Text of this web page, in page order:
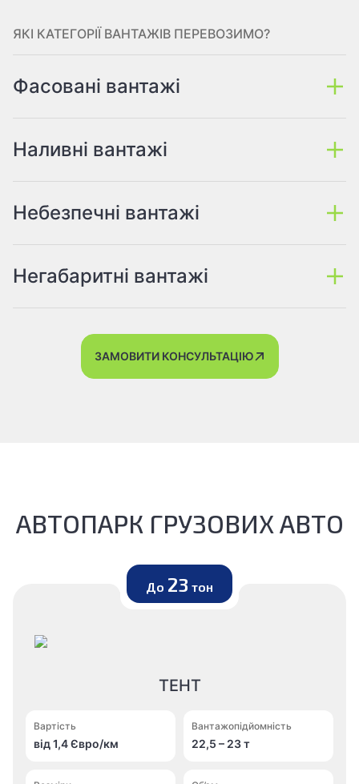
ЯКІ КАТЕГОРІЇ ВАНТАЖІВ ПЕРЕВОЗИМО?
Фасовані вантажі
Наливні вантажі
Небезпечні вантажі
Негабаритні вантажі
ЗАМОВИТИ КОНСУЛЬТАЦІЮ
АВТОПАРК ГРУЗОВИХ АВТО
До 23 тон
ТЕНТ
Вартість
від 1,4 Євро/км
Вантажопідйомність
22,5 – 23 т